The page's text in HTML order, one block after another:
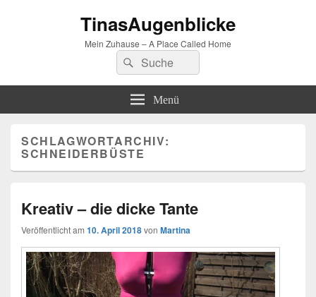
TinasAugenblicke
Mein Zuhause – A Place Called Home
Suchen
nach:
Suchen
Menü
SCHLAGWORTARCHIV:
SCHNEIDERBÜSTE
Kreativ – die dicke Tante
Veröffentlicht am 10. April 2018von Martina